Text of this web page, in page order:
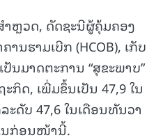
ຳຫຼວດ, ດັດຊະນີຜູ້ຄຸ້ມຄອງ
ນຮາມເບີກ (HCOB), ເກັບ
ປັນມາດຕະການ “ສຸຂະພາບ”
ກິດ, ເພີ່ມຂຶ້ນເປັນ 47,9 ໃນ
ດັບ 47,6 ໃນເດືອນທັນວາ
ນກ່ອນໜ້ານີ້.